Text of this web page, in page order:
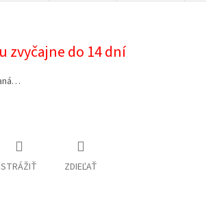
zvyčajne do 14 dní
STRÁŽIŤ ZDIEĽAŤ